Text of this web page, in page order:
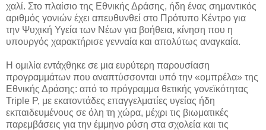
χαλί. Στο πλαίσιο της Εθνικής Δράσης, ήδη ένας σημαντικός
αριθμός γονιών έχει απευθυνθεί στο Πρότυπο Κέντρο για
την Ψυχική Υγεία των Νέων για βοήθεια, κίνηση που η
υπουργός χαρακτήρισε γενναία και απολύτως αναγκαία.
Η ομιλία εντάχθηκε σε μια ευρύτερη παρουσίαση
προγραμμάτων που αναπτύσσονται υπό την «ομπρέλα» της
Εθνικής Δράσης: από το πρόγραμμα θετικής γονεϊκότητας
Triple P, με εκατοντάδες επαγγελματίες υγείας ήδη
εκπαιδευμένους σε όλη τη χώρα, μέχρι τις βιωματικές
παρεμβάσεις για την έμμηνο ρύση στα σχολεία και τις